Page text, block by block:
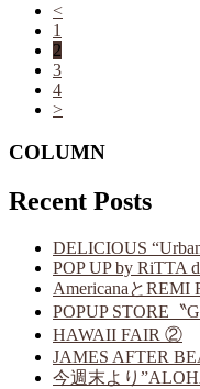
<
1
2
3
4
>
COLUMN
Recent Posts
DELICIOUS
POP UP by RiTTA
AmericanaとREMI
POPUP STORE〝
HAWAII FAIR ②
JAMES AFTER
今週末より